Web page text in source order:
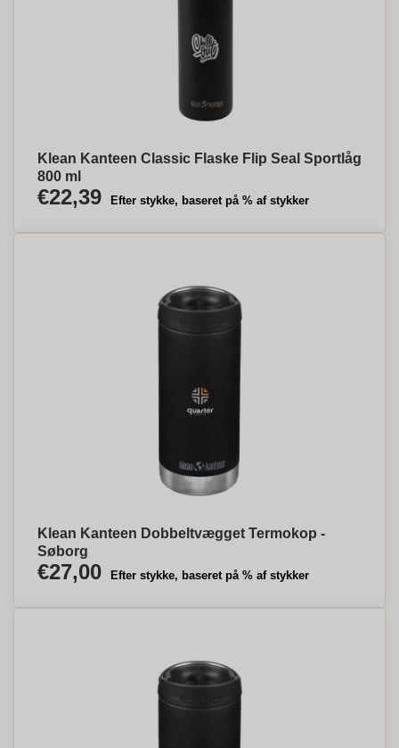
Klean Kanteen Classic Flaske Flip Seal Sportlåg
800 ml
€22,39 Efter stykke, baseret på % af stykker
Klean Kanteen Dobbeltvægget Termokop -
Søborg
€27,00 Efter stykke, baseret på % af stykker